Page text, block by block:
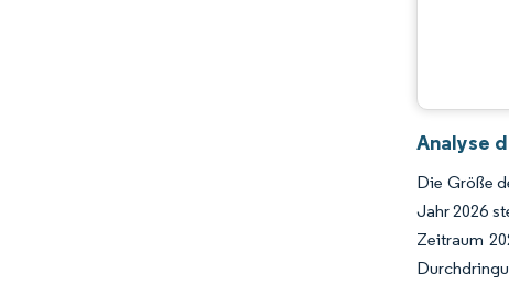
Analyse
Die Größe
Jahr 2026
Zeitraum